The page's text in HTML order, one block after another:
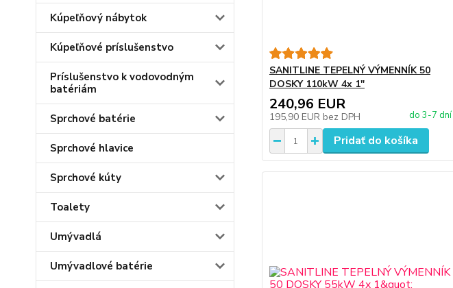
Kúpeľňový nábytok
Kúpeľňové príslušenstvo
Príslušenstvo k vodovodným
batériám
Sprchové batérie
Sprchové hlavice
Sprchové kúty
Toalety
Umývadlá
Umývadlové batérie
SANITLINE TEPELNÝ VÝMENNÍK 50
DOSKY 110kW 4x 1"
240,96 EUR
195,90 EUR bez DPH do 3-7 dní
Pridať do košíka